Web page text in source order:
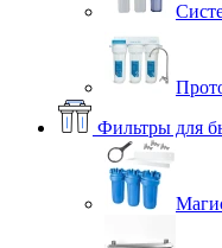
Фильтры для